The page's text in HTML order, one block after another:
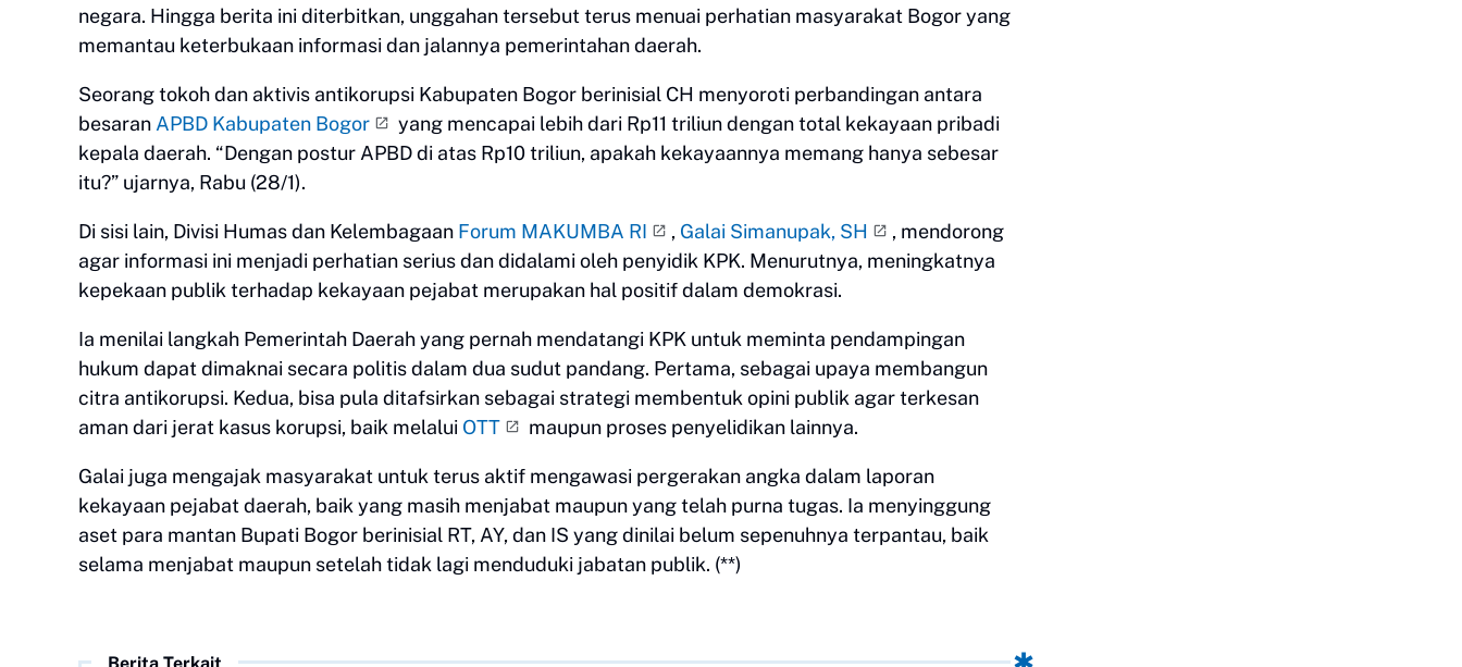
negara. Hingga berita ini diterbitkan, unggahan tersebut terus menuai perhatian masyarakat Bogor yang
memantau keterbukaan informasi dan jalannya pemerintahan daerah.
Seorang tokoh dan aktivis antikorupsi Kabupaten Bogor berinisial CH menyoroti perbandingan antara
besaran APBD Kabupaten Bogor
yang mencapai lebih dari Rp11 triliun dengan total kekayaan pribadi
kepala daerah. “Dengan postur APBD di atas Rp10 triliun, apakah kekayaannya memang hanya sebesar
itu?” ujarnya, Rabu (28/1).
Di sisi lain, Divisi Humas dan Kelembagaan Forum MAKUMBA RI , Galai Simanupak, SH
, mendorong
agar informasi ini menjadi perhatian serius dan didalami oleh penyidik KPK. Menurutnya, meningkatnya
kepekaan publik terhadap kekayaan pejabat merupakan hal positif dalam demokrasi.
Ia menilai langkah Pemerintah Daerah yang pernah mendatangi KPK untuk meminta pendampingan
hukum dapat dimaknai secara politis dalam dua sudut pandang. Pertama, sebagai upaya membangun
citra antikorupsi. Kedua, bisa pula ditafsirkan sebagai strategi membentuk opini publik agar terkesan
aman dari jerat kasus korupsi, baik melalui OTT maupun proses penyelidikan lainnya.
Galai juga mengajak masyarakat untuk terus aktif mengawasi pergerakan angka dalam laporan
kekayaan pejabat daerah, baik yang masih menjabat maupun yang telah purna tugas. Ia menyinggung
aset para mantan Bupati Bogor berinisial RT, AY, dan IS yang dinilai belum sepenuhnya terpantau, baik
selama menjabat maupun setelah tidak lagi menduduki jabatan publik. (**)